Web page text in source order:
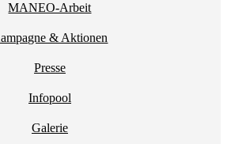
MANEO-Arbeit
& Aktionen
Presse
Infopool
Galerie